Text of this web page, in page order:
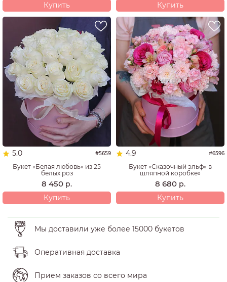
Купить
Купить
5.0 #5659
Букет «Белая любовь» из 25
белых роз
8 450 р.
Купить
4.9 #6596
Букет «Сказочный эльф» в
шляпной коробке»
8 680 р.
Купить
Мы доставили уже более 15000 букетов
Оперативная доставка
Прием заказов со всего мира